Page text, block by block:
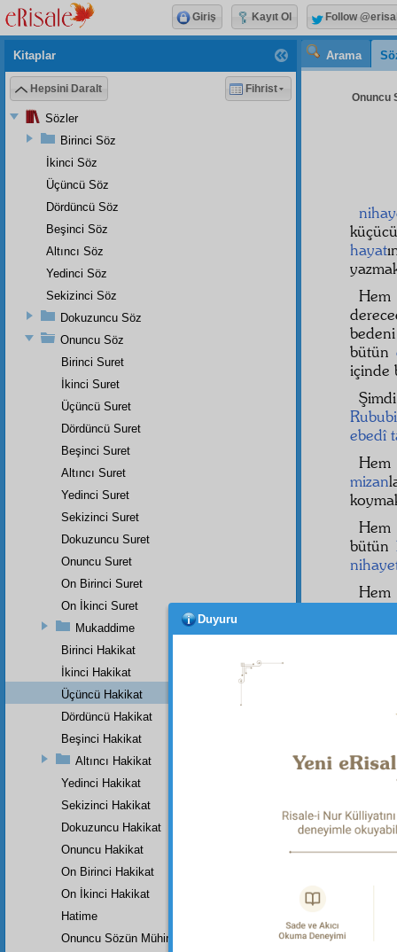
Arama
Onuncu
hayat
bütün
içinde
ebedî
mizan
bütün
Kitaplar
Hepsini Daralt Fihrist
Sözler
Birinci Söz
İkinci Söz
Üçüncü Söz
Dördüncü Söz
Beşinci Söz
Altıncı Söz
Yedinci Söz
Sekizinci Söz
Dokuzuncu Söz
Onuncu Söz
Birinci Suret
İkinci Suret
Üçüncü Suret
Dördüncü Suret
Beşinci Suret
Altıncı Suret
Yedinci Suret
Sekizinci Suret
Dokuzuncu Suret
Onuncu Suret
On Birinci Suret
On İkinci Suret
Mukaddime
Birinci Hakikat
İkinci Hakikat
Üçüncü Hakikat
Dördüncü Hakikat
Beşinci Hakikat
Altıncı Hakikat
Yedinci Hakikat
Sekizinci Hakikat
Dokuzuncu Hakikat
Onuncu Hakikat
On Birinci Hakikat
On İkinci Hakikat
Hatime
Onuncu Sözün Mühim Bir Zeyli Ve Lâhikasının Birinci Parçası
Giriş Kayıt Ol Follow
Duyuru